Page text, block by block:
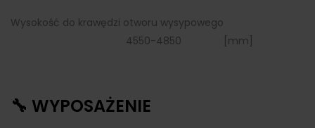
Wysokość do krawędzi otworu wysypowego
4550-4850 [mm]
🔧 WYPOSAŻENIE